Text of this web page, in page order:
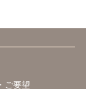
ご要望